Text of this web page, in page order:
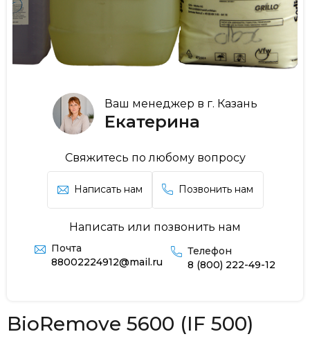
Ваш менеджер в г. Казань
Екатерина
Свяжитесь по любому вопросу
Написать нам Позвонить нам
Написать или позвонить нам
Почта
88002224912@mail.ru
Телефон
8 (800) 222-49-12
BioRemove 5600 (IF 500)